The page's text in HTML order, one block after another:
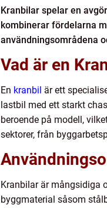
Kranbilar spelar en
kombinerar fördelarna
användningsområdena
Vad är en
En kranbil är ett
lastbil med ett starkt
beroende på modell,
sektorer, från
Kranbilar är mångsidiga
byggmaterial såsom